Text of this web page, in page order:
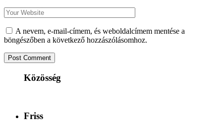
A nevem, e-mail-címem, és weboldalcímem mentése a
böngészőben a következő hozzászólásomhoz.
Közösség
Friss